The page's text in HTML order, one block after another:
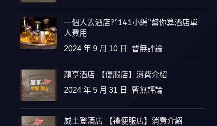
一個人去酒店?”141小編”幫你算酒店單
人費用
2024 年 9 月 10 日 暫無評論
龍亨酒店 【便服店】消費介紹
2024 年 5 月 31 日 暫無評論
威士登酒店 【禮便服店】消費介紹